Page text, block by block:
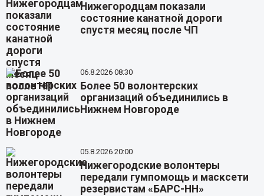
Нижегородцам показали
состояние канатной дороги
спустя месяц после ЧП
06.8.2026 08:30
Более 50 волонтерских
организаций объединились в
Нижнем Новгороде
05.8.2026 20:00
Нижегородские волонтеры
передали гумпомощь и масксети
резервистам «БАРС-НН»